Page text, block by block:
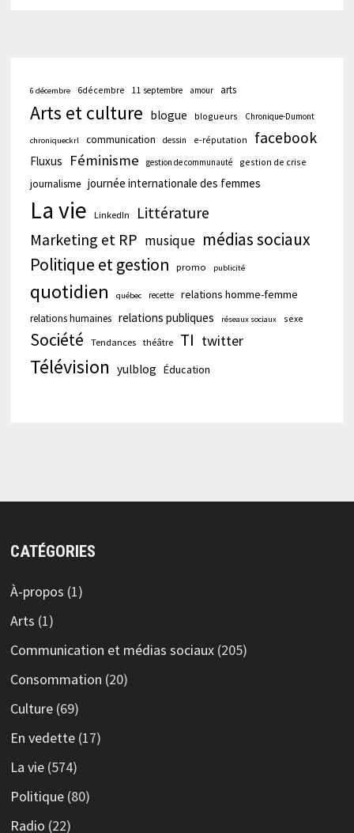
6 décembre 6décembre 11 septembre amour arts
Arts et culture blogue blogueurs Chronique-Dumont
chroniqueckrl communication dessin e-réputation facebook
Fluxus Féminisme gestion de communauté gestion de crise
journalisme journée internationale des femmes
La vie LinkedIn Littérature
Marketing et RP musique médias sociaux
Politique et gestion
promo publicité
quotidien québec recette relations homme-femme
relations humaines relations publiques réseaux sociaux sexe
Société Tendances théâtre TI twitter
Télévision yulblog Éducation
CATÉGORIES
À-propos (1)
Arts (1)
Communication et médias sociaux(205)
Consommation (20)
Culture(69)
En vedette(17)
La vie(574)
Politique(80)
Radio (22)